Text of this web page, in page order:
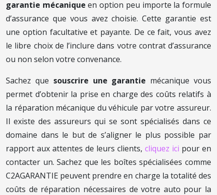
garantie mécaniqueen option peu importe la formule
d’assurance que vous avez choisie. Cette garantie est
une option facultative et payante. De ce fait, vous avez
le libre choix de l’inclure dans votre contrat d’assurance
ou non selon votre convenance.
Sachez que souscrire une garantie mécanique vous
permet d’obtenir la prise en charge des coûts relatifs à
la réparation mécanique du véhicule par votre assureur.
Il existe des assureurs qui se sont spécialisés dans ce
domaine dans le but de s’aligner le plus possible par
rapport aux attentes de leurs clients, cliquez ici pour en
contacter un. Sachez que les boîtes spécialisées comme
C2AGARANTIE peuvent prendre en charge la totalité des
coûts de réparation nécessaires de votre auto pour la